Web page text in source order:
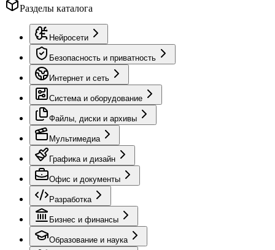
Разделы каталога
Нейросети
Безопасность и приватность
Интернет и сеть
Система и оборудование
Файлы, диски и архивы
Мультимедиа
Графика и дизайн
Офис и документы
Разработка
Бизнес и финансы
Образование и наука